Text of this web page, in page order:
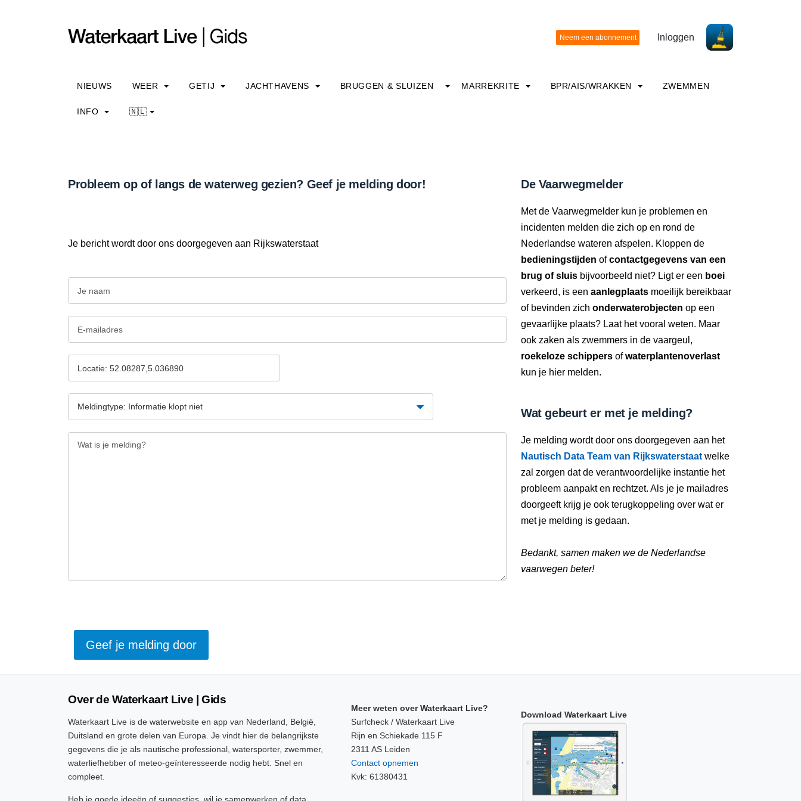
Inloggen
NIEUWS WEER GETIJ JACHTHAVENS BRUGGEN & SLUIZEN MARREKRITE BPR/AIS/WRAKKEN ZWEMMEN
INFO 🇳🇱
Probleem op of langs de waterweg gezien? Geef je melding door!
Je bericht wordt door ons doorgegeven aan Rijkswaterstaat
De Vaarwegmelder
Met de Vaarwegmelder kun je problemen en
incidenten melden die zich op en rond de
Nederlandse wateren afspelen. Kloppen de
bedieningstijden ofcontactgegevens van een
brug of sluis bijvoorbeeld niet? Ligt er een boei
verkeerd, is een aanlegplaats moeilijk bereikbaar
of bevinden zich onderwaterobjecten op een
gevaarlijke plaats? Laat het vooral weten. Maar
ook zaken als zwemmers in de vaargeul,
roekeloze schippers ofwaterplantenoverlast
kun je hier melden.
Wat gebeurt er met je melding?
Je melding wordt door ons doorgegeven aan het
Nautisch Data Team van Rijkswaterstaat welke
zal zorgen dat de verantwoordelijke instantie het
probleem aanpakt en rechtzet. Als je je mailadres
doorgeeft krijg je ook terugkoppeling over wat er
met je melding is gedaan.
Bedankt, samen maken we de Nederlandse
vaarwegen beter!
Over de Waterkaart Live | Gids
Waterkaart Live is de waterwebsite en app van Nederland, België,
Duitsland en grote delen van Europa. Je vindt hier de belangrijkste
gegevens die je als nautische professional, watersporter, zwemmer,
waterliefhebber of meteo-geïnteresseerde nodig hebt. Snel en
compleet.
Meer weten over Waterkaart Live?
Surfcheck / Waterkaart Live
Rijn en Schiekade 115 F
2311 AS Leiden
Contact opnemen
Kvk: 61380431
Download Waterkaart Live